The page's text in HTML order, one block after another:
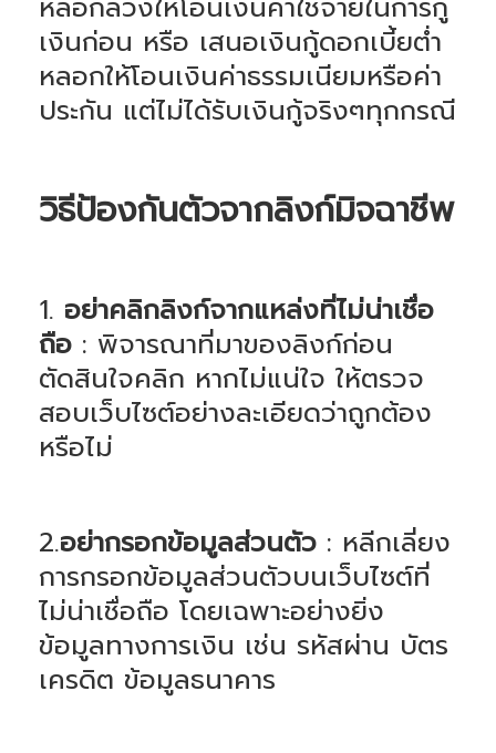
เงินก่อน หรือ เสนอเงินกู้ดอกเบี้ยต่ำ
หลอกให้โอนเงินค่าธรรมเนียมหรือค่า
ประกัน แต่ไม่ได้รับเงินกู้จริงๆทุกกรณี
วิธีป้องกันตัวจากลิงก์มิจฉาชีพ
1. อย่าคลิกลิงก์จากแหล่งที่ไม่น่าเชื่อ
ถือ : พิจารณาที่มาของลิงก์ก่อน
ตัดสินใจคลิก หากไม่แน่ใจ ให้ตรวจ
สอบเว็บไซต์อย่างละเอียดว่าถูกต้อง
หรือไม่
2.อย่ากรอกข้อมูลส่วนตัว : หลีกเลี่ยง
การกรอกข้อมูลส่วนตัวบนเว็บไซต์ที่
ไม่น่าเชื่อถือ โดยเฉพาะอย่างยิ่ง
ข้อมูลทางการเงิน เช่น รหัสผ่าน บัตร
เครดิต ข้อมูลธนาคาร